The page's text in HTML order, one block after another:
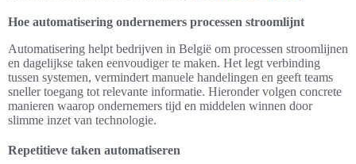
Hoe automatisering ondernemers processen stroomlijnt
Automatisering helpt bedrijven in België om processen stroomlijnen
en dagelijkse taken eenvoudiger te maken. Het legt verbinding
tussen systemen, vermindert manuele handelingen en geeft teams
sneller toegang tot relevante informatie. Hieronder volgen concrete
manieren waarop ondernemers tijd en middelen winnen door
slimme inzet van technologie.
Repetitieve taken automatiseren